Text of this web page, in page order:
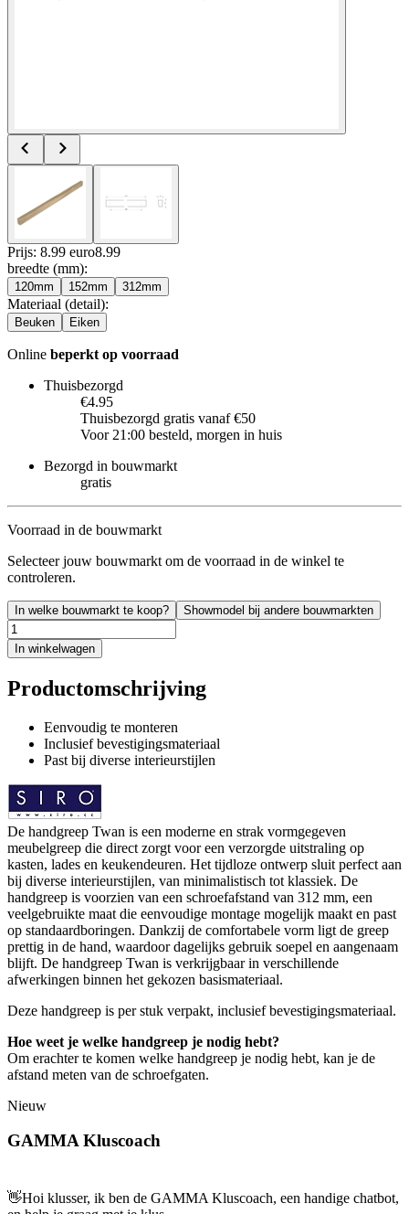
Prijs: 8.99 euro8.99
breedte (mm):
120mm 152mm 312mm
Materiaal (detail):
Beuken Eiken
Online beperkt op voorraad
Thuisbezorgd
€4.95
Thuisbezorgd gratis vanaf €50
Voor 21:00 besteld, morgen in huis
Bezorgd in bouwmarkt
gratis
Voorraad in de bouwmarkt
Selecteer jouw bouwmarkt om de voorraad in de winkel te
controleren.
In welke bouwmarkt te koop? Showmodel bij andere bouwmarkten
In winkelwagen
Productomschrijving
Eenvoudig te monteren
Inclusief bevestigingsmateriaal
Past bij diverse interieurstijlen
De handgreep Twan is een moderne en strak vormgegeven
meubelgreep die direct zorgt voor een verzorgde uitstraling op
kasten, lades en keukendeuren. Het tijdloze ontwerp sluit perfect aan
bij diverse interieurstijlen, van minimalistisch tot klassiek. De
handgreep is voorzien van een schroefafstand van 312 mm, een
veelgebruikte maat die eenvoudige montage mogelijk maakt en past
op standaardboringen. Dankzij de comfortabele vorm ligt de greep
prettig in de hand, waardoor dagelijks gebruik soepel en aangenaam
blijft. De handgreep Twan is verkrijgbaar in verschillende
afwerkingen binnen het gekozen basismateriaal.
Deze handgreep is per stuk verpakt, inclusief bevestigingsmateriaal.
Hoe weet je welke handgreep je nodig hebt?
Om erachter te komen welke handgreep je nodig hebt, kan je de
afstand meten van de schroefgaten.
Nieuw
GAMMA Kluscoach
👋Hoi klusser, ik ben de GAMMA Kluscoach, een handige chatbot,